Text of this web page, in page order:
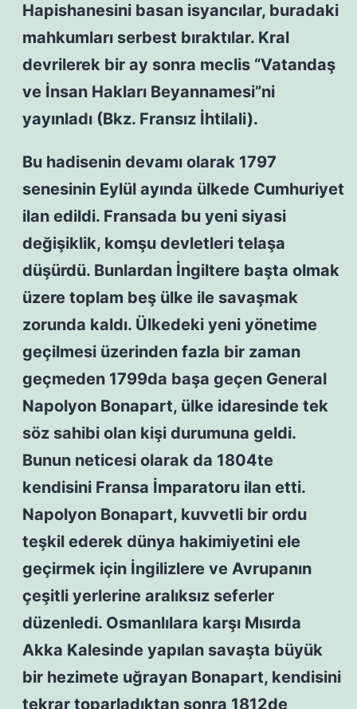
Hapishanesini basan isyancılar, buradaki
mahkumları serbest bıraktılar. Kral
devrilerek bir ay sonra meclis “Vatandaş
ve İnsan Hakları Beyannamesi”ni
yayınladı (Bkz. Fransız İhtilali).
Bu hadisenin devamı olarak 1797
senesinin Eylül ayında ülkede Cumhuriyet
ilan edildi. Fransada bu yeni siyasi
değişiklik, komşu devletleri telaşa
düşürdü. Bunlardan İngiltere başta olmak
üzere toplam beş ülke ile savaşmak
zorunda kaldı. Ülkedeki yeni yönetime
geçilmesi üzerinden fazla bir zaman
geçmeden 1799da başa geçen General
Napolyon Bonapart, ülke idaresinde tek
söz sahibi olan kişi durumuna geldi.
Bunun neticesi olarak da 1804te
kendisini Fransa İmparatoru ilan etti.
Napolyon Bonapart, kuvvetli bir ordu
teşkil ederek dünya hakimiyetini ele
geçirmek için İngilizlere ve Avrupanın
çeşitli yerlerine aralıksız seferler
düzenledi. Osmanlılara karşı Mısırda
Akka Kalesinde yapılan savaşta büyük
bir hezimete uğrayan Bonapart, kendisini
tekrar toparladıktan sonra 1812de